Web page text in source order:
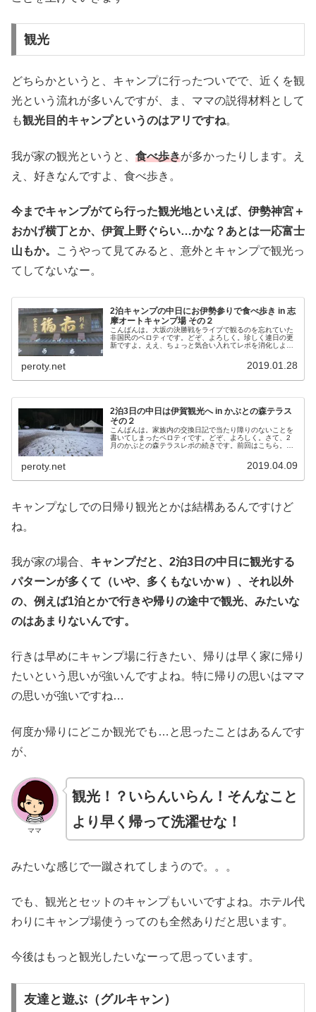
観光
どちらかというと、キャンプに行ったついでで、近くを観
光という流れが多いんですが、ま、ママの説得材料として
も観光目的キャンプというのはアリですね。
我が家の観光というと、 食べ歩きが多かったりします。え
え、好きなんですよ、食べ歩き。
今までキャンプがてら行った観光地といえば、伊勢神宮＋
おかげ横丁とか、伊賀上野ぐらい…かな？あとは一応富士
山もか。
こうやって見てみると、意外とキャンプで観光っ
てしてないなー。
2泊キャンプの中日にお伊勢参りで食べ歩き in 志
摩オートキャンプ場 その２
こんばんは。大坂の決勝戦をライブで観るのを忘れていた
非国民のペロティです。どぞ、よろしく。珍しく連日の更
新ですよ。ええ、ちょっと気合い入れてレポを消化しよう
peroty.net 2019.01.28
2泊3日の中日は伊賀観光へ in かぶとの森テラス
その２
こんばんは。家族内の交換日記で当たり障りのないことを
書いてしまったペロティです。どぞ、よろしく。さて、2
月のかぶとの森テラスレポの続きです。前回はこちら。
peroty.net 2019.04.09
キャンプなしでの日帰り観光とかは結構あるんですけど
ね。
我が家の場合、 キャンプだと、2泊3日の中日に観光する
パターンが多くて（いや、多くもないかｗ）、それ以外
の、例えば1泊とかで行きや帰りの途中で観光、みたいな
のはあまりないんです。
行きは早めにキャンプ場に行きたい、帰りは早く家に帰り
たいという思いが強いんですよね。特に帰りの思いはママ
の思いが強いですね…
何度か帰りにどこか観光でも…と思ったことはあるんです
が、
ママ
観光！？いらんいらん！そんなこと
より早く帰って洗濯せな！
みたいな感じで一蹴されてしまうので。。。
でも、観光とセットのキャンプもいいですよね。ホテル代
わりにキャンプ場使うってのも全然ありだと思います。
今後はもっと観光したいなーって思っています。
友達と遊ぶ（グルキャン）